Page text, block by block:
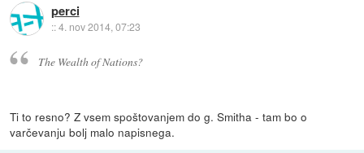
perci
::4. nov 2014, 07:23
The Wealth of Nations?
Ti to resno? Z vsem spoštovanjem do g. Smitha - tam bo o
varčevanju bolj malo napisnega.